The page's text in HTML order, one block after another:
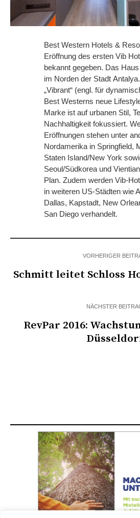
Best Western Hotels &
Eröffnung des ersten Vib
bekannt gegeben. Das
im Norden der Stadt
„Vibrant“ (engl. für
Best Westerns neue
Marke ist auf urbanen Stil,
Nachhaltigkeit fokussiert.
Eröffnungen stehen unter
Nordamerika in Springfield,
Staten Island/New York
Seoul/Südkorea und
Plan. Zudem werden Vib-
in weiteren US-Städten wie
Dallas, Kapstadt, New
San Diego verhandelt.
VORHERIGER
Schmitt leitet Schloss
NÄCHSTER
RevPar 2016: